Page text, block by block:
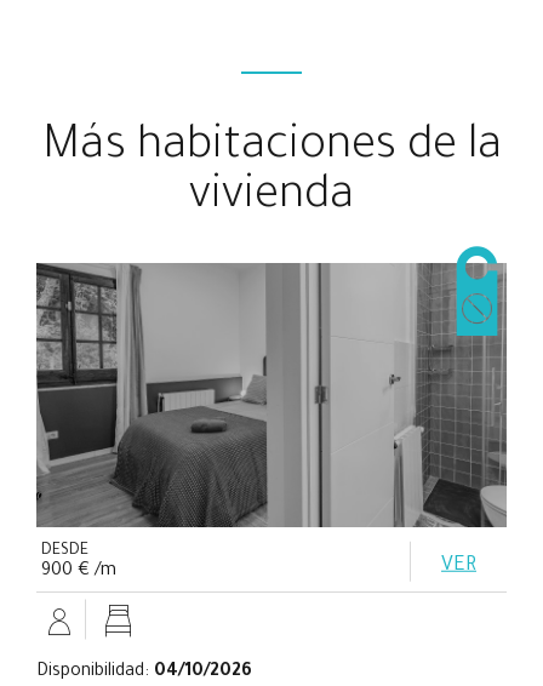
Más habitaciones de la
vivienda
DESDE
900 € /m VER
Disponibilidad: 04/10/2026